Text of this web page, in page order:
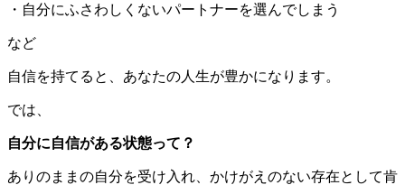
・自分にふさわしくないパートナーを選んでしまう
など
自信を持てると、あなたの人生が豊かになります。
では、
自分に自信がある状態って？
ありのままの自分を受け入れ、かけがえのない存在として肯